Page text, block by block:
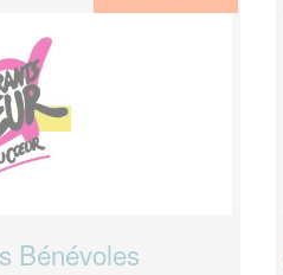
Bénévoles